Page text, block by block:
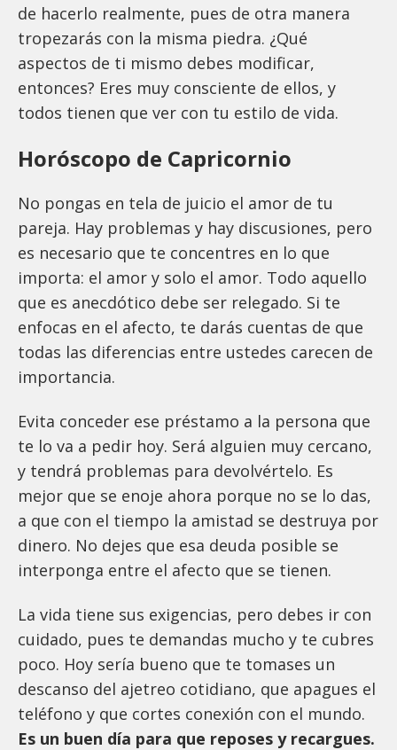
de hacerlo realmente, pues de otra manera
tropezarás con la misma piedra. ¿Qué
aspectos de ti mismo debes modificar,
entonces? Eres muy consciente de ellos, y
todos tienen que ver con tu estilo de vida.
Horóscopo de Capricornio
No pongas en tela de juicio el amor de tu
pareja. Hay problemas y hay discusiones, pero
es necesario que te concentres en lo que
importa: el amor y solo el amor. Todo aquello
que es anecdótico debe ser relegado. Si te
enfocas en el afecto, te darás cuentas de que
todas las diferencias entre ustedes carecen de
importancia.
Evita conceder ese préstamo a la persona que
te lo va a pedir hoy. Será alguien muy cercano,
y tendrá problemas para devolvértelo. Es
mejor que se enoje ahora porque no se lo das,
a que con el tiempo la amistad se destruya por
dinero. No dejes que esa deuda posible se
interponga entre el afecto que se tienen.
La vida tiene sus exigencias, pero debes ir con
cuidado, pues te demandas mucho y te cubres
poco. Hoy sería bueno que te tomases un
descanso del ajetreo cotidiano, que apagues el
teléfono y que cortes conexión con el mundo.
Es un buen día para que reposes y recargues.